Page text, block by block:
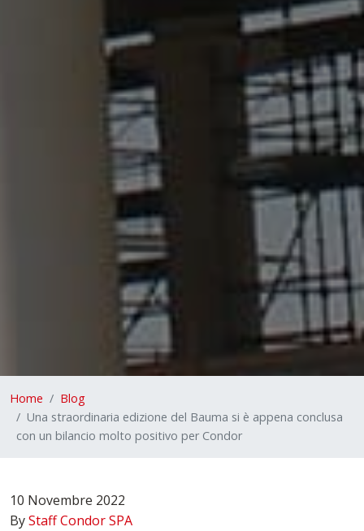
Home
Blog
Una straordinaria edizione del Bauma si è appena conclusa
con un bilancio molto positivo per Condor
10 Novembre 2022
ByStaff Condor SPA